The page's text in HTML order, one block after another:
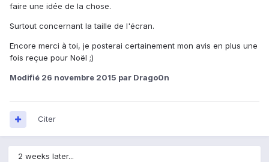
faire une idée de la chose.
Surtout concernant la taille de l'écran.
Encore merci à toi, je posterai certainement mon avis en plus une
fois reçue pour Noël ;)
Modifié 26 novembre 2015 par Drago0n
Citer
2 weeks later...